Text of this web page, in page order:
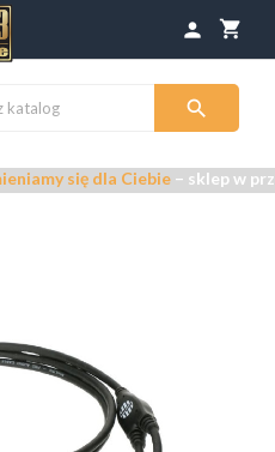
shopping_cart
person

się dla Ciebie– sklep w